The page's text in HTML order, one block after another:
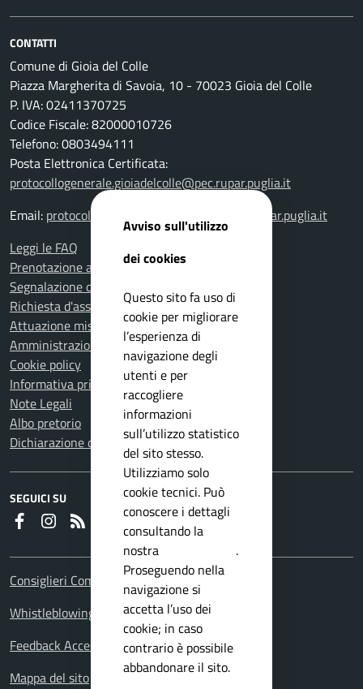
CONTATTI
Comune di Gioia del Colle
Piazza Margherita di Savoia, 10 - 70023 Gioia del Colle
P. IVA: 02411370725
Codice Fiscale: 82000010726
Telefono: 0803494111
Posta Elettronica Certificata:
protocollogenerale.gioiadelcolle@pec.rupar.puglia.it
Email: protocollogenerale.gioiadelcolle@pec.rupar.puglia.it
Leggi le FAQ
Prenotazione appuntamento
Segnalazione disservizio
Richiesta d'assistenza
Attuazione misure PNRR
Amministrazione trasparente
Cookie policy
Informativa privacy
Note Legali
Albo pretorio
Dichiarazione di accessibilità
SEGUICI SU
FaceboookInstagram
Consiglieri Comunali
Whistleblowing Policy
Feedback Accessibilita
Mappa del sito
Avviso sull'utilizzo
dei cookies
Questo sito fa uso di
cookie per migliorare
l’esperienza di
navigazione degli
utenti e per
raccogliere
informazioni
sull’utilizzo statistico
del sito stesso.
Utilizziamo solo
cookie tecnici. Può
conoscere i dettagli
consultando la
nostra
.
Proseguendo nella
navigazione si
accetta l’uso dei
cookie; in caso
contrario è possibile
abbandonare il sito.